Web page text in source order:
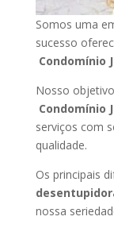
Somos uma
sucesso
Condomínio
Nosso
Condomínio
serviços com
qualidade.
Os principais
nossa